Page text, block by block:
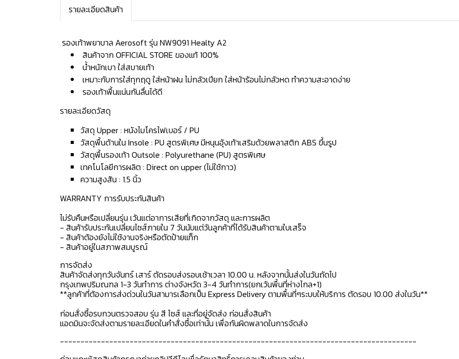
รายละเอียดสินค้า
️ รองเท้าพยาบาล Aerosoft รุ่น NW9091 Healty A2
สินค้าจาก OFFICIAL STORE ของแท้ 100%
น้ำหนักเบา ใส่สบายเท้า
เหมาะกับการใส่ทุกฤดู ใส่หน้าฝน ไม่กลัวเปียก ใส่หน้าร้อนไม่กลัวหด ทำความสะอาดง่าย
รองเท้าพื้นแน่นกันลื่นได้ดี
รายละเอียดวัสดุ
วัสดุ Upper : หนังไมโครไฟเบอร์ / PU
วัสดุพื้นด้านใน Insole : PU สูตรพิเศษ มีหนุนอุ้งเท้าเสริมด้วยพลาสติก ABS ขึ้นรูป
วัสดุพื้นรองเท้า Outsole : Polyurethane (PU) สูตรพิเศษ
เทคโนโลยีการผลิต : Direct on upper (ไม่ใช้กาว)
ความสูงส้น : 1.5 นิ้ว
WARRANTY การรับประกันสินค้า
ไม่รับคืนหรือเปลี่ยนรุ่น เว้นแต่อาการเสียที่เกิดจากวัสดุ และการผลิต
- สินค้ารับประกันเปลี่ยนไซส์ภายใน 7 วันนับแต่วันลูกค้าที่ได้รับสินค้าตามใบเสร็จ
- สินค้าต้องยังไม่ใช้งานจริงหรือตัดป้ายแท็ก
- สินค้าอยู่ในสภาพสมบูรณ์
การจัดส่ง
สินค้าจัดส่งทุกวันจันทร์ เสาร์ ตัดรอบส่งรอบเช้าเวลา 10.00 น. หลังจากนั้นส่งในวันถัดไป
กรุงเทพปริมณฑล 1-3 วันทำการ ต่างจังหวัด 3-4 วันทำการ(ยกเว้นพื้นที่ห่างไกล+1)
**ลูกค้าที่ต้องการส่งด่วนในวันสามารเลือกเป็น Express Delivery ตามพื้นที่ๆระบบให้บริการ ตัดรอบ 10.00 ส่งในวัน**
ก่อนสั่งซื้อรบกวนตรวจสอบ รุ่น สี ไซส์ และที่อยู่จัดส่ง ก่อนสั่งสินค้า
แอดมินจะจัดส่งตามรายละเอียดในคำสั่งซื้อเท่านั้น เพื่อกันผิดพลาดในการจัดส่ง
---------------------------------------------------------------------------------------